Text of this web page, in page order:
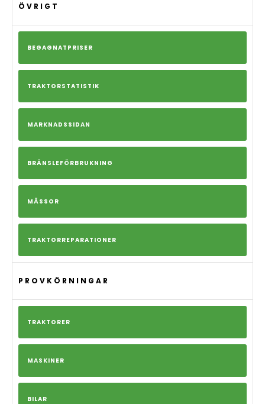
ÖVRIGT
BEGAGNATPRISER
TRAKTORSTATISTIK
MARKNADSSIDAN
BRÄNSLEFÖRBRUKNING
MÄSSOR
TRAKTORREPARATIONER
PROVKÖRNINGAR
TRAKTORER
MASKINER
BILAR